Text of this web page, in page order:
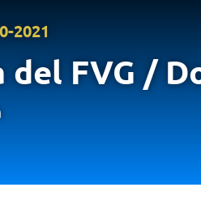
2021
FVG /